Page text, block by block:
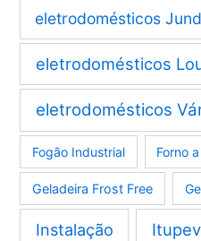
eletrodomésticos
eletrodomésticos
eletrodomésticos
Fogão Industrial Forno
Geladeira Frost Free
Instalação